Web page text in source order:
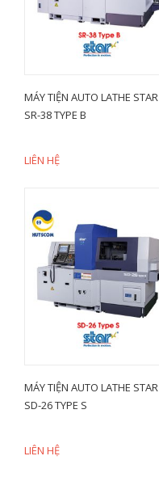
MÁY TIỆN AUTO LATHE STAR
SR-38 TYPE B
LIÊN HỆ
MÁY TIỆN AUTO LATHE STAR
SD-26 TYPE S
LIÊN HỆ